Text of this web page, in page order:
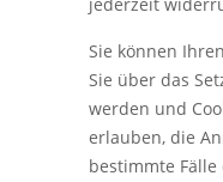
Sie können
Sie über das
werden und
erlauben, die
bestimmte